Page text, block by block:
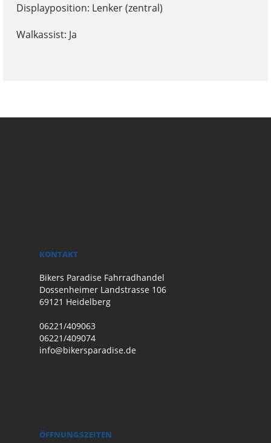
Displayposition: Lenker (zentral)
Walkassist: Ja
KONTAKT
Bikers Paradise Fahrradhandel
Dossenheimer Landstrasse 106
69121 Heidelberg
06221/409063
06221/409074
info@bikersparadise.de
ÖFFNUNGSZEITEN